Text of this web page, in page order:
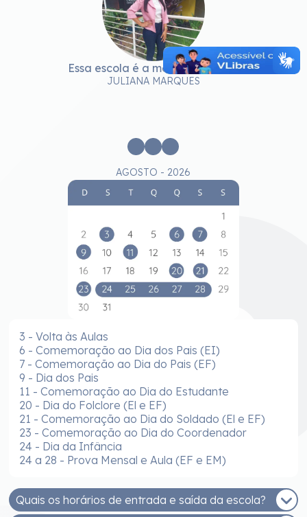
Essa escola é a melhor em tudo!
JULIANA MARQUES
AGOSTO - 2026
3 - Volta às Aulas
6 - Comemoração ao Dia dos Pais (EI)
7 - Comemoração ao Dia do Pais (EF)
9 - Dia dos Pais
11 - Comemoração ao Dia do Estudante
20 - Dia do Folclore (El e EF)
21 - Comemoração ao Dia do Soldado (El e EF)
23 - Comemoração ao Dia do Coordenador
24 - Dia da Infância
24 a 28 - Prova Mensal e Aula (EF e EM)
Quais os horários de entrada e saída da escola?